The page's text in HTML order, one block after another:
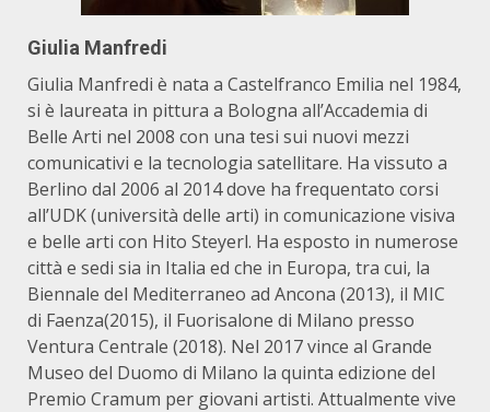
Giulia Manfredi
Giulia Manfredi è nata a Castelfranco Emilia nel 1984,
si è laureata in pittura a Bologna all’Accademia di
Belle Arti nel 2008 con una tesi sui nuovi mezzi
comunicativi e la tecnologia satellitare. Ha vissuto a
Berlino dal 2006 al 2014 dove ha frequentato corsi
all’UDK (università delle arti) in comunicazione visiva
e belle arti con Hito Steyerl. Ha esposto in numerose
città e sedi sia in Italia ed che in Europa, tra cui, la
Biennale del Mediterraneo ad Ancona (2013), il MIC
di Faenza(2015), il Fuorisalone di Milano presso
Ventura Centrale (2018). Nel 2017 vince al Grande
Museo del Duomo di Milano la quinta edizione del
Premio Cramum per giovani artisti. Attualmente vive